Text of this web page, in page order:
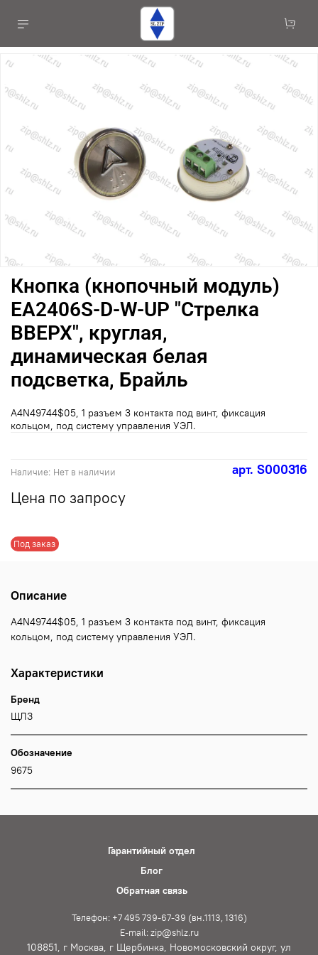
арт. S000316
Наличие: Нет в наличии
Под заказ
Кнопка (кнопочный модуль)
EA2406S-D-W-UP "Стрелка
ВВЕРХ", круглая,
динамическая белая
подсветка, Брайль
Цена по запросу
A4N49744$05, 1 разъем 3 контакта под винт, фиксация
кольцом, под систему управления УЭЛ.
Описание
A4N49744$05, 1 разъем 3 контакта под винт, фиксация
кольцом, под систему управления УЭЛ.
Характеристики
Бренд
ЩЛЗ
Обозначение
9675
Гарантийный отдел
Блог
Обратная связь
Телефон: +7 495 739-67-39 (вн.1113, 1316)
E-mail: zip@shlz.ru
108851, г Москва, г Щербинка, Новомосковский округ, ул